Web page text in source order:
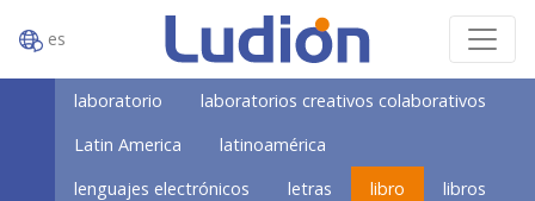
es
laboratorio
laboratorios creativos colaborativos
Latin America
latinoamérica
lenguajes electrónicos
letras libro
libros